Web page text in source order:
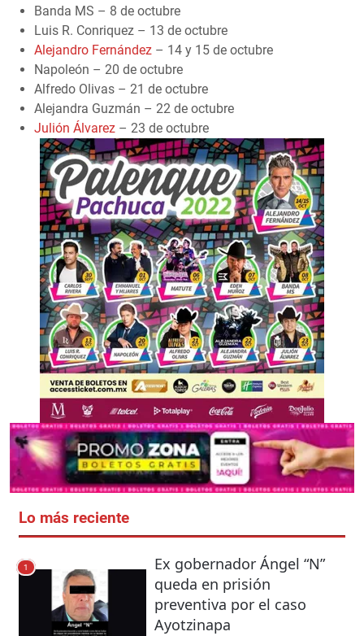
Banda MS – 8 de octubre
Luis R. Conriquez – 13 de octubre
Alejandro Fernández – 14 y 15 de octubre
Napoleón – 20 de octubre
Alfredo Olivas – 21 de octubre
Alejandra Guzmán – 22 de octubre
Julión Álvarez – 23 de octubre
Lo más reciente
1
Ex gobernador Ángel “N”
queda en prisión
preventiva por el caso
Ayotzinapa